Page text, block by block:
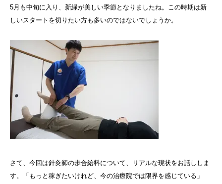
5月も中旬に入り、新緑が美しい季節となりましたね。この時期は新
しいスタートを切りたい方も多いのではないでしょうか。
さて、今回は針灸師の歩合給料について、リアルな現状をお話ししま
す。「もっと稼ぎたいけれど、今の治療院では限界を感じている」